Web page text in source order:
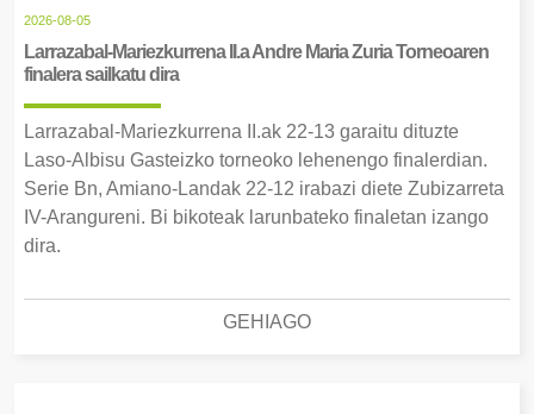
2026-08-05
Larrazabal-Mariezkurrena II.a Andre Maria Zuria Torneoaren
finalera sailkatu dira
Larrazabal-Mariezkurrena II.ak 22-13 garaitu dituzte
Laso-Albisu Gasteizko torneoko lehenengo finalerdian.
Serie Bn, Amiano-Landak 22-12 irabazi diete Zubizarreta
IV-Arangureni. Bi bikoteak larunbateko finaletan izango
dira.
GEHIAGO